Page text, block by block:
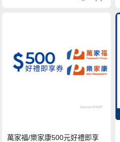
萬家福/樂家康500元好禮即享